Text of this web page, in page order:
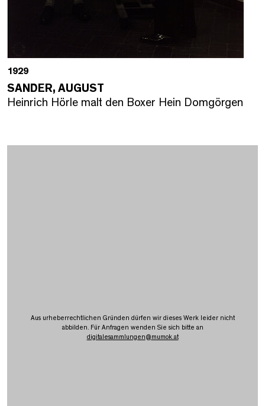
1929
SANDER, AUGUST
Heinrich Hörle malt den Boxer Hein Domgörgen
Aus urheberrechtlichen Gründen dürfen wir dieses Werk leider nicht
abbilden. Für Anfragen wenden Sie sich bitte an
digitalesammlungen@mumok.at